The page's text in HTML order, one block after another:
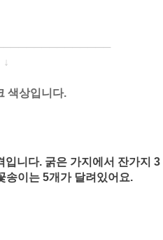
──────
↓
색상입니다.
입니다. 굵은가지에서 잔가지 3
송이는 5개가 달려있어요.